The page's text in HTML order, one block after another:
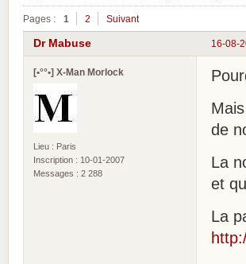
Pages : 1 2 Suivant
16-08-
Dr Mabuse
[•°°•] X-Man Morlock
Lieu : Paris
Inscription : 10-01-2007
Messages : 2 288
de
La
et
La